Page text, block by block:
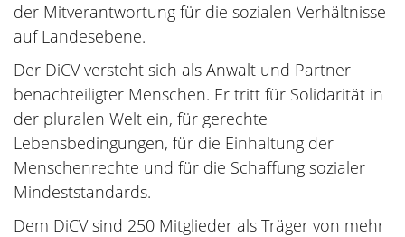
der Mitverantwortung für die sozialen Verhältnisse
auf Landesebene.
Der DiCV versteht sich als Anwalt und Partner
benachteiligter Menschen. Er tritt für Solidarität in
der pluralen Welt ein, für gerechte
Lebensbedingungen, für die Einhaltung der
Menschenrechte und für die Schaffung sozialer
Mindeststandards.
Dem DiCV sind 250 Mitglieder als Träger von mehr